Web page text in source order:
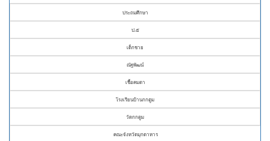
ประถมศึกษา
ป.๕
เด็กชาย
ณัฐพัฒน์
เชื้อคมตา
โรงเรียนบ้านกกตูม
วัดกกตูม
คณะจังหวัดมุกดาหาร